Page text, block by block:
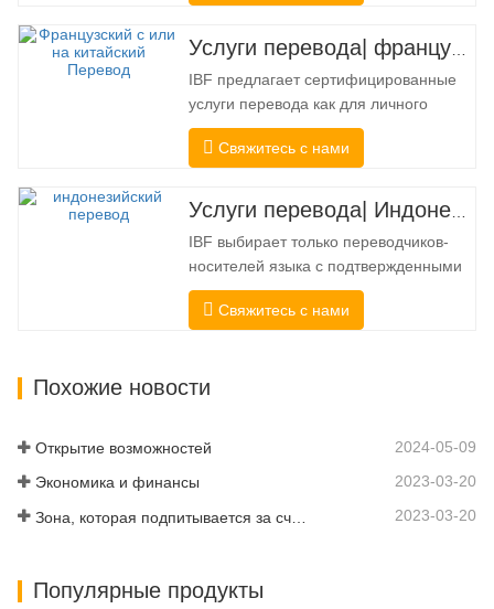
суды и несколько муниципальных,
государственных и федеральных
органов власти часто требуется такой
перевод. Чтобы полностью
соответствовать…
IBF предлагает сертифицированные
услуги перевода как для личного
использования, так и для
официального использования в
органах власти. Мы выбирайте только
переводчиков-носителей языка с
подтвержденными
профессиональными и
академическими полномочиями.
Свяжитесь с нами
IBF выбирает только переводчиков-
носителей языка с подтвержденными
профессиональными и
академическими полномочиями.
постоянно отслеживаем и измеряем
Свяжитесь с нами
Похожие новости
Открытие возможностей 2024-05-09
Экономика и финансы 2023-03-20
2023-03-20
Популярные продукты